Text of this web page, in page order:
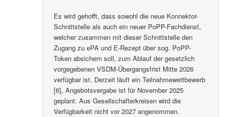
Es wird gehofft, dass sowohl die neue Konnektor-
Schnittstelle als auch ein neuer PoPP-Fachdienst,
welcher zusammen mit dieser Schnittstelle den
Zugang zu ePA und E-Rezept über sog. PoPP-
Token absichern soll, zum Ablauf der gesetzlich
vorgegebenen VSDM-Übergangsfrist Mitte 2026
verfügbar ist. Derzeit läuft ein Teilnahmewettbewerb
[6], Angebotsvergabe ist für November 2025
geplant. Aus Gesellschafterkreisen wird die
Verfügbarkeit nicht vor 2027 angenommen.